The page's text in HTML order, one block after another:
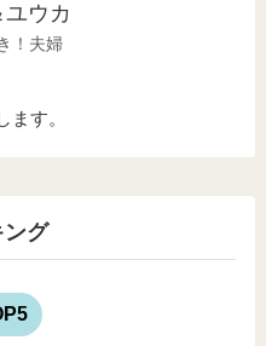
ユウカ
！夫婦
す。
ング